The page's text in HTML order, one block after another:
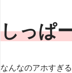
しっぱ
なんなのアホすぎる